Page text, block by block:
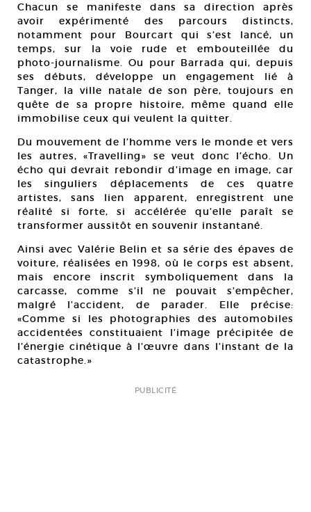
Chacun se manifeste dans sa direction après
avoir expérimenté des parcours distincts,
notamment pour Bourcart qui s’est lancé, un
temps, sur la voie rude et embouteillée du
photo-journalisme. Ou pour Barrada qui, depuis
ses débuts, développe un engagement lié à
Tanger, la ville natale de son père, toujours en
quête de sa propre histoire, même quand elle
immobilise ceux qui veulent la quitter.
Du mouvement de l’homme vers le monde et vers
les autres, «Travelling» se veut donc l’écho. Un
écho qui devrait rebondir d’image en image, car
les singuliers déplacements de ces quatre
artistes, sans lien apparent, enregistrent une
réalité si forte, si accélérée qu’elle paraît se
transformer aussitôt en souvenir instantané.
Ainsi avec Valérie Belin et sa série des épaves de
voiture, réalisées en 1998, où le corps est absent,
mais encore inscrit symboliquement dans la
carcasse, comme s’il ne pouvait s’empêcher,
malgré l’accident, de parader. Elle précise:
«Comme si les photographies des automobiles
accidentées constituaient l’image précipitée de
l’énergie cinétique à l’œuvre dans l’instant de la
catastrophe.»
PUBLICITÉ